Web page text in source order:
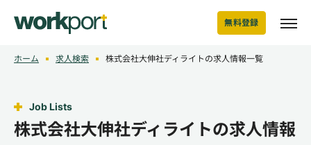
無料登録
ホーム 求人検索 株式会社大伸社ディライトの求人情報一覧
Job Lists
株式会社大伸社ディライトの求人情報